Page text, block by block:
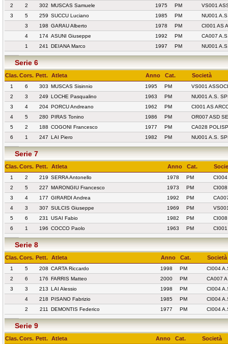
2
2 302 MUSCAS Samuele 1975 PM
VS001
3
5 259 SUCCU Luciano 1985 PM
NU001
3
198 GARAU Alberto 1978 PM
CI001 AS
4
174 ASUNI Giuseppe 1992 PM
CA007
1
241 DEIANA Marco 1997 PM NU001
Serie 6
Clas.Cors. Pett. Atleta Anno Cat. Società
1 6 303 MUSCAS Sisinnio 1995 PM
VS001
2
3 249 LOCHE Pasqualino 1963 PM
NU001 A.S.
3
4 204 PORCU Andreano 1962 PM
CI001 AS
4
5 280 PIRAS Tonino 1986 PM
OR007 ASD
5
2 188 COGONI Francesco 1977 PM
CA028
6
1 247 LAI Piero 1982 PM NU001 A.S.
Serie 7
Clas.Cors. Pett. Atleta Anno Cat.
1 2 219 SERRA Antonello 1978 PM
2
5 227 MARONGIU Francesco 1973 PM
3
4 177 GIRARDI Andrea 1992 PM
4
3 307 SULCIS Giuseppe 1969 PM
5
6 231 USAI Fabio 1982 PM
6
1 196 COCCO Paolo 1963 PM
Serie 8
Clas.Cors. Pett. Atleta Anno Cat. Società
1 5 208 CARTA Riccardo 1998 PM
CI004
2
6 176 FARRIS Matteo 2000 PM
CA007
3
3 213 LAI Alessio 1998 PM
CI004
4
218 PISANO Fabrizio 1985 PM
CI004
2
211 DEMONTIS Federico 1977 PM CI004
Serie 9
Clas.Cors. Pett. Atleta Anno Cat. Società